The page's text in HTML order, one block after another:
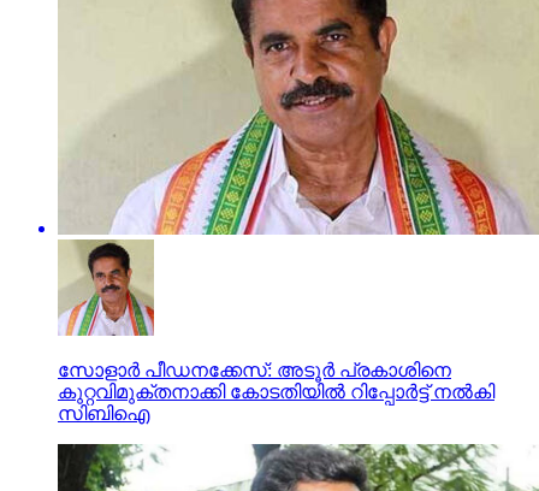
സോളാര്‍ പീഡനക്കേസ്: അടൂര്‍ പ്രകാശിനെ
കുറ്റവിമുക്തനാക്കി കോടതിയില്‍ റിപ്പോര്‍ട്ട് നല്‍കി
സിബിഐ